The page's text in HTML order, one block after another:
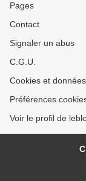
Pages
Contact
Signaler un abus
C.G.U.
Cookies et
Préférences
Voir le profil de